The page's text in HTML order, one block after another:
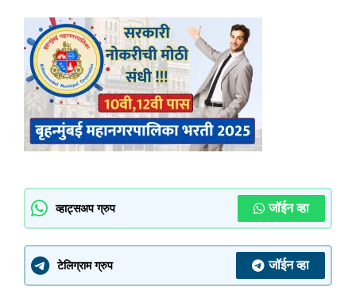
व्हाट्सअप ग्रुप जॉईन व्हा
टेलिग्राम ग्रुप जॉईन व्हा